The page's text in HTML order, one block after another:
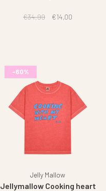
€34,99 €14,00
-60%
Jelly Mallow
Jellymallow Cooking heart